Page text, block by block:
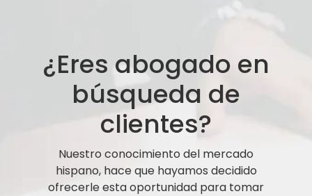
¿Eres abogado en
búsqueda de
clientes?
Nuestro conocimiento del mercado
hispano, hace que hayamos decidido
ofrecerle esta oportunidad para tomar